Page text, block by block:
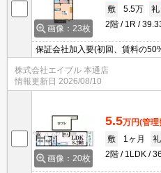
画像：23枚
敷
5.5万 礼
2階
1R
保証会社加入要(初回、賃料の
ス使用。インターネット無料。
株式会社エイブル 本通店
情報更新日 2026/08/10
画像：20枚
5.5万円(管理
敷
1ヶ月 礼
2階
1LDK